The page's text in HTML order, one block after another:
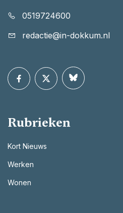
0519724600
redactie@in-dokkum.nl
Rubrieken
Kort Nieuws
Werken
Wonen